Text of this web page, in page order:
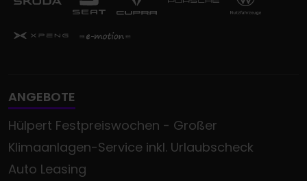
ANGEBOTE
Hülpert Festpreiswochen - Großer
Klimaanlagen-Service inkl. Urlaubscheck
Auto Leasing